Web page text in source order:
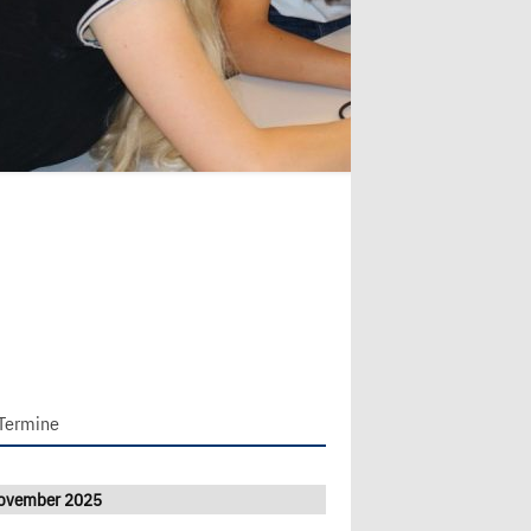
2025